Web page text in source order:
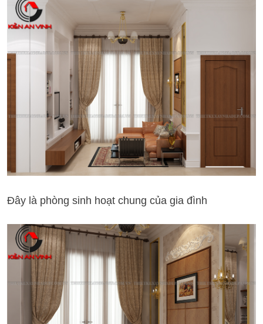
Đây là phòng sinh hoạt chung của gia đình